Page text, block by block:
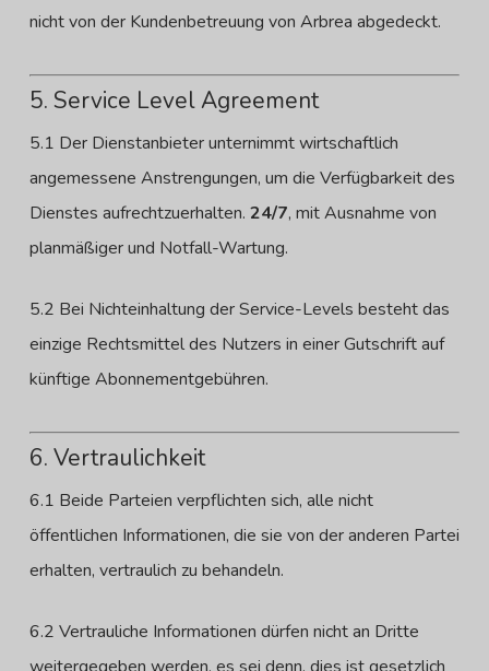
nicht von der Kundenbetreuung von Arbrea abgedeckt.
5. Service Level Agreement
5.1 Der Dienstanbieter unternimmt wirtschaftlich
angemessene Anstrengungen, um die Verfügbarkeit des
Dienstes aufrechtzuerhalten. 24/7, mit Ausnahme von
planmäßiger und Notfall-Wartung.
5.2 Bei Nichteinhaltung der Service-Levels besteht das
einzige Rechtsmittel des Nutzers in einer Gutschrift auf
künftige Abonnementgebühren.
6. Vertraulichkeit
6.1 Beide Parteien verpflichten sich, alle nicht
öffentlichen Informationen, die sie von der anderen Partei
erhalten, vertraulich zu behandeln.
6.2 Vertrauliche Informationen dürfen nicht an Dritte